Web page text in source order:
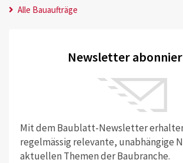
Alle Bauaufträge
Newsletter
Mit dem Baublatt-Newsletter
regelmässig relevante, unabhängige
aktuellen Themen der Baubranche.